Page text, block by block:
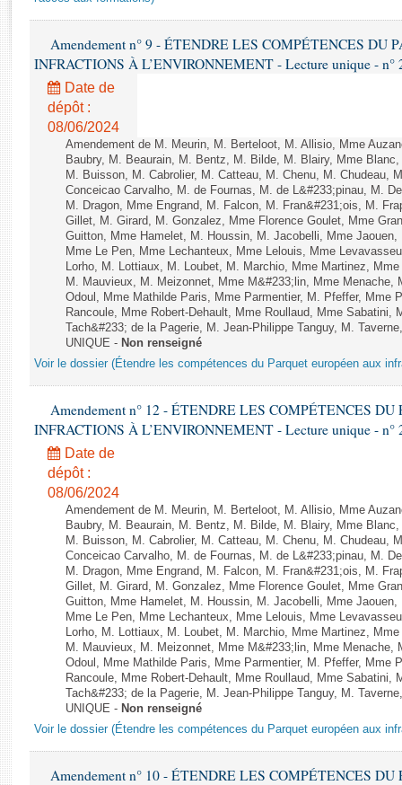
Rapports d'enquête
Rapports sur l'application des lois
Baromètre de l’application des lois
Dossiers législatifs
Budget et sécurité sociale
Questions écrites et orales
Comptes rendus des débats
Amendement n° 9 - ÉTENDRE LES COMPÉTENCES DU
INFRACTIONS À L’ENVIRONNEMENT - Lecture unique - n°
Date de
dépôt :
08/06/2024
Amendement de M. Meurin, M. Berteloot, M. Allisio, Mme
Baubry, M. Beaurain, M. Bentz, M. Bilde, M. Blairy, Mme
M. Buisson, M. Cabrolier, M. Catteau, M. Chenu, M. Chudeau,
Conceicao Carvalho, M. de Fournas, M. de L&#233;pinau, M.
M. Dragon, Mme Engrand, M. Falcon, M. Fran&#231;ois, M.
Gillet, M. Girard, M. Gonzalez, Mme Florence Goulet, Mme
Guitton, Mme Hamelet, M. Houssin, M. Jacobelli, Mme
Mme Le Pen, Mme Lechanteux, Mme Lelouis, Mme
Lorho, M. Lottiaux, M. Loubet, M. Marchio, Mme Martinez,
M. Mauvieux, M. Meizonnet, Mme M&#233;lin, Mme Menache,
Odoul, Mme Mathilde Paris, Mme Parmentier, M. Pfeffer, Mme
Rancoule, Mme Robert-Dehault, Mme Roullaud, Mme
Tach&#233; de la Pagerie, M. Jean-Philippe Tanguy, M.
UNIQUE - Non renseigné
Voir le dossier (Étendre les compétences du Parquet européen aux
Amendement n° 12 - ÉTENDRE LES COMPÉTENCES
INFRACTIONS À L’ENVIRONNEMENT - Lecture unique - n°
Date de
dépôt :
08/06/2024
Amendement de M. Meurin, M. Berteloot, M. Allisio, Mme
Baubry, M. Beaurain, M. Bentz, M. Bilde, M. Blairy, Mme
M. Buisson, M. Cabrolier, M. Catteau, M. Chenu, M. Chudeau,
Conceicao Carvalho, M. de Fournas, M. de L&#233;pinau, M.
M. Dragon, Mme Engrand, M. Falcon, M. Fran&#231;ois, M.
Gillet, M. Girard, M. Gonzalez, Mme Florence Goulet, Mme
Guitton, Mme Hamelet, M. Houssin, M. Jacobelli, Mme
Mme Le Pen, Mme Lechanteux, Mme Lelouis, Mme
Lorho, M. Lottiaux, M. Loubet, M. Marchio, Mme Martinez,
M. Mauvieux, M. Meizonnet, Mme M&#233;lin, Mme Menache,
Odoul, Mme Mathilde Paris, Mme Parmentier, M. Pfeffer, Mme
Rancoule, Mme Robert-Dehault, Mme Roullaud, Mme
Tach&#233; de la Pagerie, M. Jean-Philippe Tanguy, M.
UNIQUE - Non renseigné
Voir le dossier (Étendre les compétences du Parquet européen aux
Amendement n° 10 - ÉTENDRE LES COMPÉTENCES